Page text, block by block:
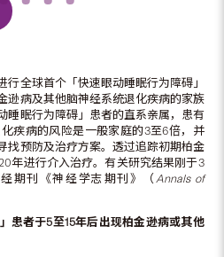
全球首个「快速眼动睡眠行为障碍」
逊病及其他脑神经系统退化疾病的家族
睡眠行为障碍」患者的直系亲属，患有
疾病的风险是一般家庭的3至6倍，并
找预防及治疗方案。透过追踪初期柏金
年进行介入治疗。有关研究结果刚于3
期刊《神经学志期刊》（ Annals of
患者于5至15年后出现柏金逊病或其他